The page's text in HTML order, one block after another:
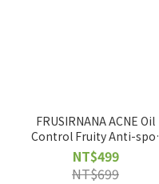
FRUSIRNANA ACNE Oil
Control Fruity Anti-spot
Essence
NT$499
NT$699